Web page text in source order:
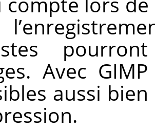
Avec GIMP
aussi